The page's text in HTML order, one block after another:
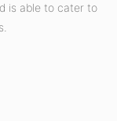
is able to cater to